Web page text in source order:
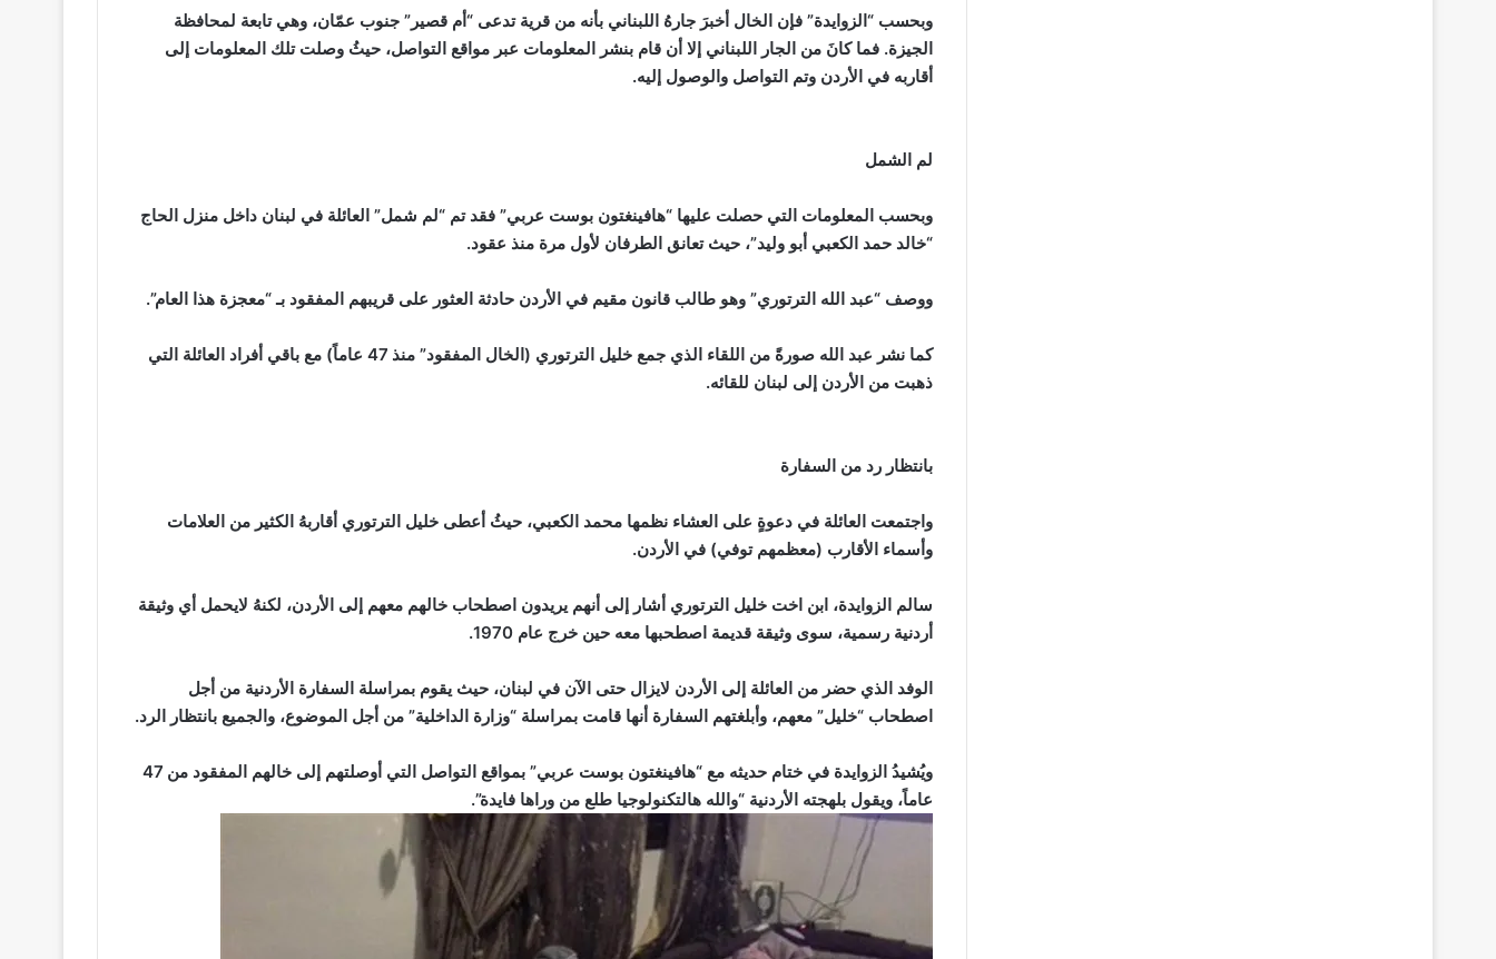
وبحسب “الزوايدة” فإن الخال أخبرَ جارهُ اللبناني بأنه من قرية تدعى “أم قصير” جنوب عمّان، وهي تابعة لمحافظة
الجيزة. فما كانَ من الجار اللبناني إلا أن قام بنشر المعلومات عبر مواقع التواصل، حيثُ وصلت تلك المعلومات إلى
أقاربه في الأردن وتم التواصل والوصول إليه.
لم الشمل
وبحسب المعلومات التي حصلت عليها “هافينغتون بوست عربي” فقد تم “لم شمل” العائلة في لبنان داخل منزل الحاج
“خالد حمد الكعبي أبو وليد”، حيث تعانق الطرفان لأول مرة منذ عقود.
ووصف “عبد الله الترتوري” وهو طالب قانون مقيم في الأردن حادثة العثور على قريبهم المفقود بـ “معجزة هذا العام”.
كما نشر عبد الله صورةً من اللقاء الذي جمع خليل الترتوري (الخال المفقود” منذ 47 عاماً) مع باقي أفراد العائلة التي
ذهبت من الأردن إلى لبنان للقائه.
بانتظار رد من السفارة
واجتمعت العائلة في دعوةٍ على العشاء نظمها محمد الكعبي، حيثُ أعطى خليل الترتوري أقاربهُ الكثير من العلامات
وأسماء الأقارب (معظمهم توفي) في الأردن.
سالم الزوايدة، ابن اخت خليل الترتوري أشار إلى أنهم يريدون اصطحاب خالهم معهم إلى الأردن، لكنهُ لايحمل أي وثيقة
أردنية رسمية، سوى وثيقة قديمة اصطحبها معه حين خرج عام 1970.
الوفد الذي حضر من العائلة إلى الأردن لايزال حتى الآن في لبنان، حيث يقوم بمراسلة السفارة الأردنية من أجل
اصطحاب “خليل” معهم، وأبلغتهم السفارة أنها قامت بمراسلة “وزارة الداخلية” من أجل الموضوع، والجميع بانتظار الرد.
ويُشيدُ الزوايدة في ختام حديثه مع “هافينغتون بوست عربي” بمواقع التواصل التي أوصلتهم إلى خالهم المفقود من 47
عاماً، ويقول بلهجته الأردنية “والله هالتكنولوجيا طلع من وراها فايدة”.